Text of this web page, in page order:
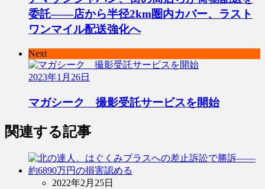
委託――店から半径2km圏内カバー、ラスト
ワンマイル配送強化へ
Next
2023年1月26日
マガシーク 撮影受託サービスを開始
関連する記事
2022年2月25日